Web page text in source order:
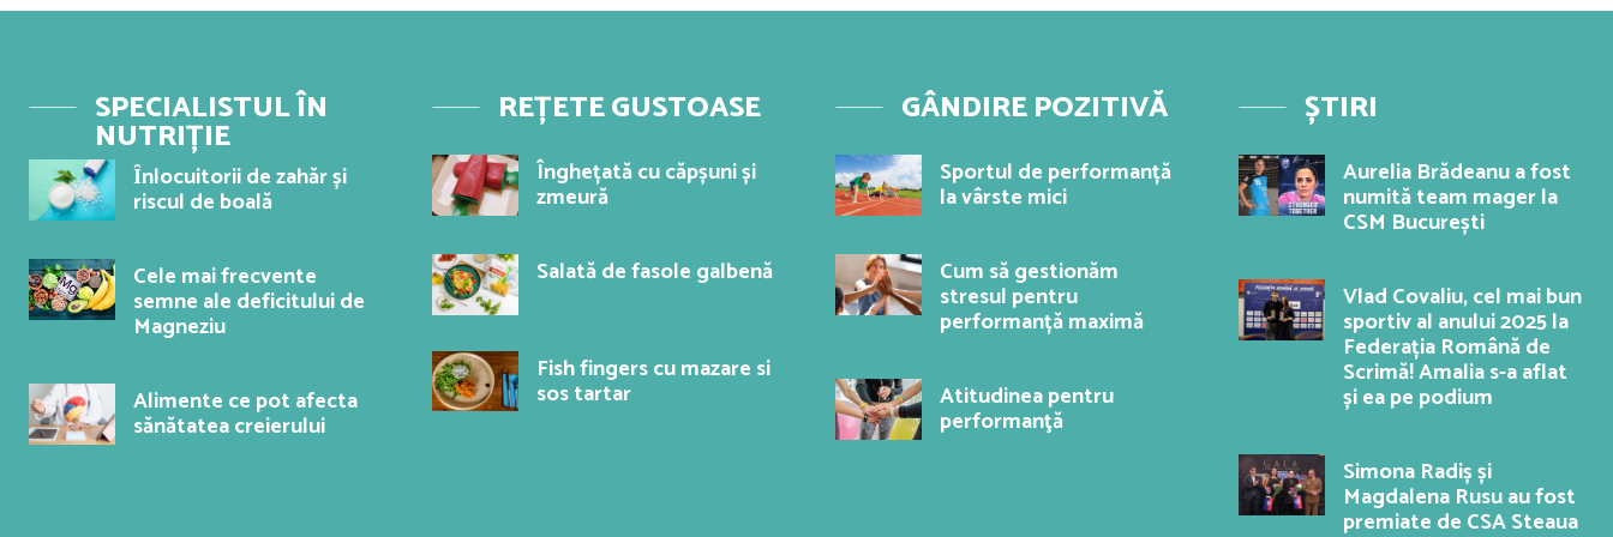
SPECIALISTUL ÎN
NUTRIȚIE
Ȋnlocuitorii de zahăr și
riscul de boală
Cele mai frecvente
semne ale deficitului de
Magneziu
Alimente ce pot afecta
sănătatea creierului
REȚETE GUSTOASE
Înghețată cu căpșuni și
zmeură
Salată de fasole galbenă
Fish fingers cu mazare si
sos tartar
GÂNDIRE POZITIVĂ
Sportul de performanță
la vârste mici
Cum să gestionăm
stresul pentru
performanță maximă
Atitudinea pentru
performanţă
ȘTIRI
Aurelia Brădeanu a fost
numită team mager la
CSM București
Vlad Covaliu, cel mai bun
sportiv al anului 2025 la
Federația Română de
Scrimă! Amalia s-a aflat
și ea pe podium
Simona Radiș și
Magdalena Rusu au fost
premiate de CSA Steaua